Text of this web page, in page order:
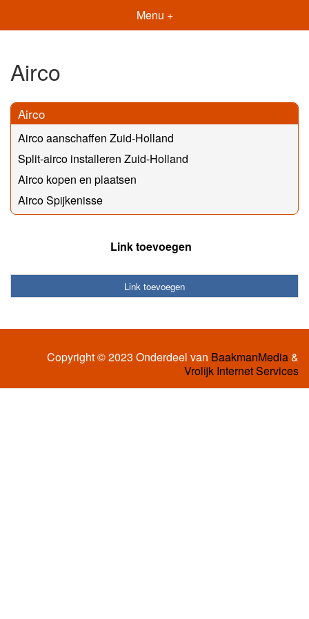
Menu +
Airco
Airco
Airco aanschaffen Zuid-Holland
Split-airco installeren Zuid-Holland
Airco kopen en plaatsen
Airco Spijkenisse
Link toevoegen
Link toevoegen
Copyright © 2023 Onderdeel van BaakmanMedia&
Vrolijk Internet Services